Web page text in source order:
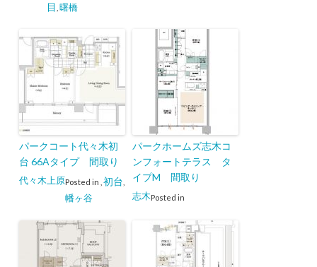
目 曙橋
パークコート代々木初
台 66Aタイプ 間取り
Posted in
代々木上原 初台
幡ヶ谷
パークホームズ志木コ
ンフォートテラス タ
イプM 間取り
Posted in
志木